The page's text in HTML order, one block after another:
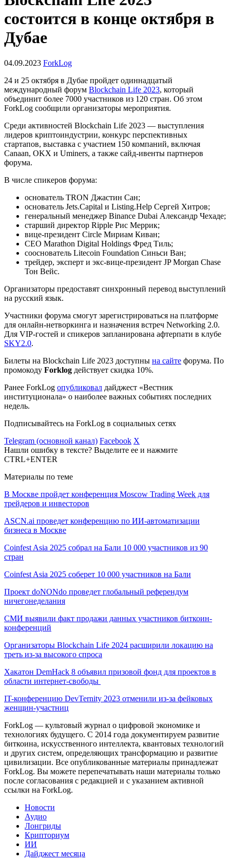
состоится в конце октября в
Дубае
04.09.2023 ForkLog
24 и 25 октября в Дубае пройдет одиннадцатый
международный форум Blockchain Life 2023, который
объединит более 7000 участников из 120 стран. Об этом
ForkLog сообщили организаторы мероприятия.
Среди активностей Blockchain Life 2023 — выступления
лидеров криптоиндустрии, конкурс перспективных
стартапов, выставка с участием 150 компаний, включая
Canaan, OKX и Uminers, а также сайд-ивенты партнеров
форума.
В числе спикеров форума:
основатель TRON Джастин Сан;
основатель Jets.Capital и Listing.Help Сергей Хитров;
генеральный менеджер Binance Dubai Александр Чехаде;
старший директор Ripple Рис Меррик;
вице-президент Circle Мириам Киван;
CEO Marathon Digital Holdings Фред Тиль;
сооснователь Litecoin Foundation Синьси Ван;
трейдер, эксперт и экс-вице-президент JP Morgan Chase
Тон Вейс.
Организаторы предоставят синхронный перевод выступлений
на русский язык.
Участники форума смогут зарегистрироваться на платформе
для онлайн-нетворкинга и назначения встреч Networking 2.0.
Для VIP-гостей и спикеров запланирована афтерпати в клубе
SKY2.0.
Билеты на Blockchain Life 2023 доступны на сайте форума. По
промокоду Forklog действует скидка 10%.
Ранее ForkLog опубликовал дайджест «Вестник
институционала» о наиболее важных событиях последних
недель.
Подписывайтесь на ForkLog в социальных сетях
Telegram (основной канал) Facebook X
Нашли ошибку в тексте? Выделите ее и нажмите
CTRL+ENTER
Материалы по теме
В Москве пройдет конференция Moscow Trading Week для
трейдеров и инвесторов
ASCN.ai проведет конференцию по ИИ-автоматизации
бизнеса в Москве
Coinfest Asia 2025 собрал на Бали 10 000 участников из 90
стран
Coinfest Asia 2025 соберет 10 000 участников на Бали
Проект doNONdo проведет глобальный референдум
ничегонеделания
СМИ выявили факт продажи данных участников биткоин-
конференций
Организаторы Blockchain Life 2024 расширили локацию на
треть из-за высокого спроса
Хакатон DemHack 8 объявил призовой фонд для проектов в
области интернет-свободы
IT-конференцию DevTernity 2023 отменили из-за фейковых
женщин-участниц
ForkLog — культовый журнал о цифровой экономике и
технологиях будущего. С 2014 года документируем развитие
биткоина, искусственного интеллекта, квантовых технологий
и других систем, определяющих трансформацию и развитие
цивилизации. Все опубликованные материалы принадлежат
ForkLog. Вы можете перепечатывать наши материалы только
после согласования с редакцией и с указанием активной
ссылки на ForkLog.
Новости
Аудио
Лонгриды
Крипториум
ИИ
Дайджест месяца